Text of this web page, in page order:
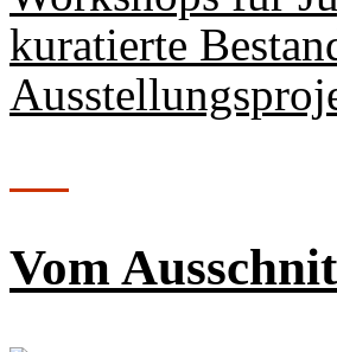
kuratierte
Vom